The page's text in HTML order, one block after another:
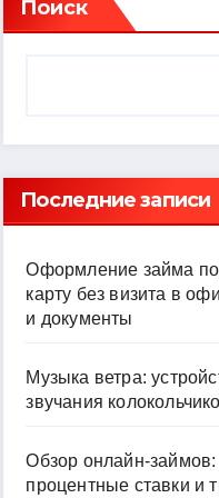
Поиск
Последние записи
Оформление займа
карту без визита в
и документы
Музыка ветра:
звучания
Обзор онлайн-
процентные ставки и